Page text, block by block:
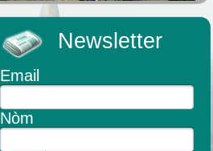
Newsletter
Email
Nòm